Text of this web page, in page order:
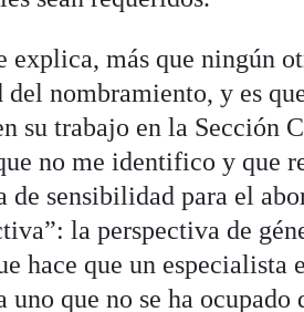
explica, más que ningún
nombramiento, y es
su trabajo en la Sección
no me identifico y que
de sensibilidad para el
la perspectiva de
hace que un especialista
que no se ha ocupado